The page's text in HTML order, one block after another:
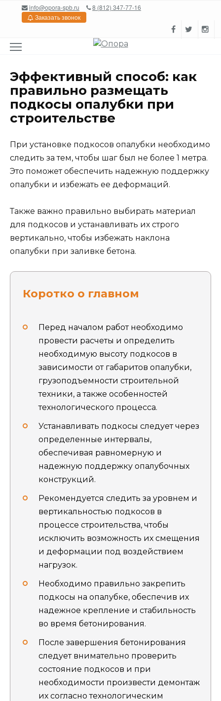
Перейтиinfo@opora-spb.ru
8 (812) 347-77-16
Заказать звонок
Эффективный способ: как
правильно размещать
подкосы опалубки при
строительстве
При установке подкосов опалубки необходимо
следить за тем, чтобы шаг был не более 1 метра.
Это поможет обеспечить надежную поддержку
опалубки и избежать ее деформаций.
Также важно правильно выбирать материал
для подкосов и устанавливать их строго
вертикально, чтобы избежать наклона
опалубки при заливке бетона.
Коротко о главном
Перед началом работ необходимо
провести расчеты и определить
необходимую высоту подкосов в
зависимости от габаритов опалубки,
грузоподъемности строительной
техники, а также особенностей
технологического процесса.
Устанавливать подкосы следует через
определенные интервалы,
обеспечивая равномерную и
надежную поддержку опалубочных
конструкций.
Рекомендуется следить за уровнем и
вертикальностью подкосов в
процессе строительства, чтобы
исключить возможность их смещения
и деформации под воздействием
нагрузок.
Необходимо правильно закрепить
подкосы на опалубке, обеспечив их
надежное крепление и стабильность
во время бетонирования.
После завершения бетонирования
следует внимательно проверить
состояние подкосов и при
необходимости произвести демонтаж
их согласно технологическим